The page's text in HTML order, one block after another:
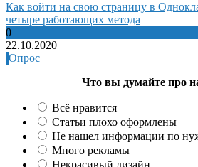
Как войти на свою страницу в
четыре работающих метода
0
22.10.2020
Опрос
Что вы думайте про
Всё нравится
Статьи плохо оформлены
Не нашел информации по
Много рекламы